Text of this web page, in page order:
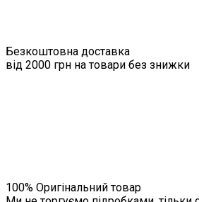
Безкоштовна доставка
від 2000 грн на товари без знижки
100% Оригінальний товар